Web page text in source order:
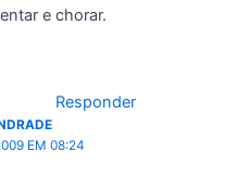
e chorar.
Responder
EM 08:24